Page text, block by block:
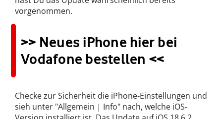
vorgenommen.
>> Neues iPhone hier bei
Vodafone bestellen <<
Checke zur Sicherheit die iPhone-Einstellungen und
sieh unter "Allgemein | Info" nach, welche iOS-